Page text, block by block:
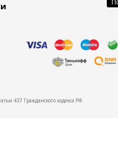
437 Гражданского кодекса РФ.